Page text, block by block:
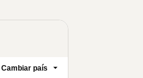
Cambiar país